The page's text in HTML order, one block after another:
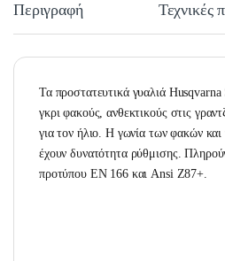
Περιγραφή Τεχνικές
Τα προστατευτικά γυαλιά Husqvarna
γκρι φακούς, ανθεκτικούς στις
για τον ήλιο. Η γωνία των φακών
έχουν δυνατότητα ρύθμισης.
προτύπου EN 166 και Ansi Z87+.